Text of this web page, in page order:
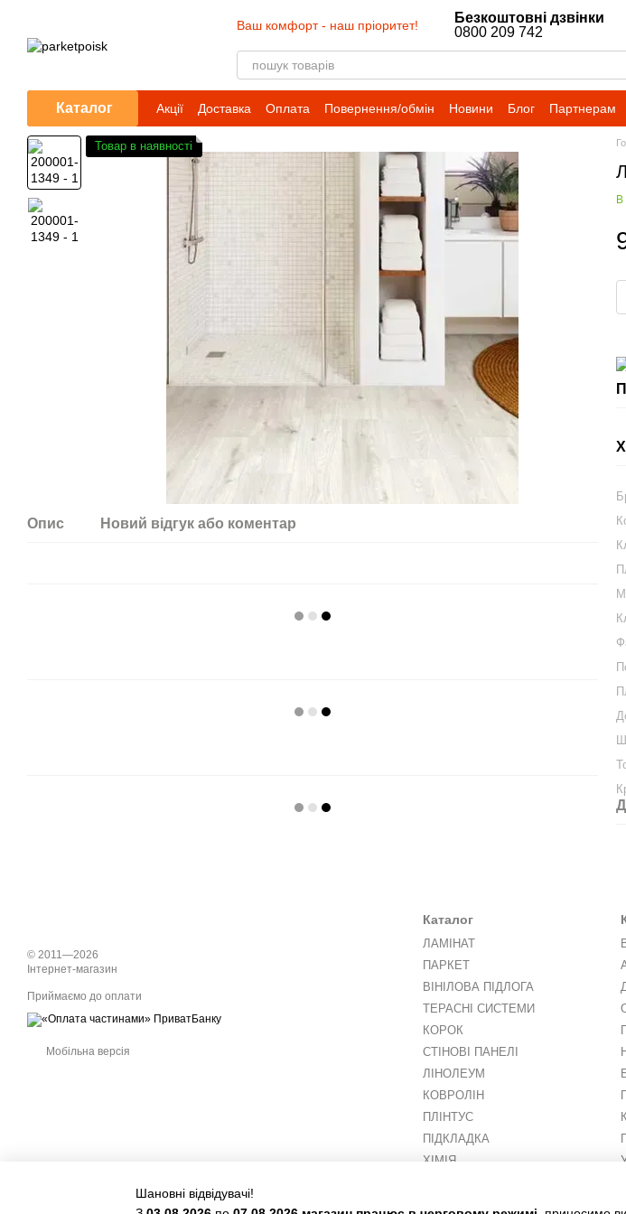
Ваш комфорт - наш пріоритет!
Безкоштовні дзвінки
0800 209 742
Каталог Акції Доставка Оплата Повернення/обмін Новини Блог Партнерам
Товар в наявності
Опис Новий відгук або коментар
В
© 2011—2026
Інтернет-магазин
Приймаємо до оплати
Мобільна версія
Каталог
ЛАМІНАТ
ПАРКЕТ
ВІНІЛОВА ПІДЛОГА
ТЕРАСНІ СИСТЕМИ
КОРОК
СТІНОВІ ПАНЕЛІ
ЛІНОЛЕУМ
КОВРОЛІН
ПЛІНТУС
ПІДКЛАДКА
ХІМІЯ
Шановні відвідувачі!